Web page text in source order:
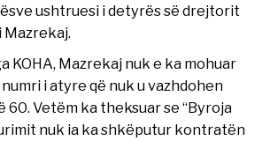
ushtruesi i detyrës së drejtorit
Mazrekaj.
KOHA, Mazrekaj nuk e ka mohuar
i atyre që nuk u vazhdohen
Vetëm ka theksuar se “Byroja
nuk ia ka shkëputur kontratën